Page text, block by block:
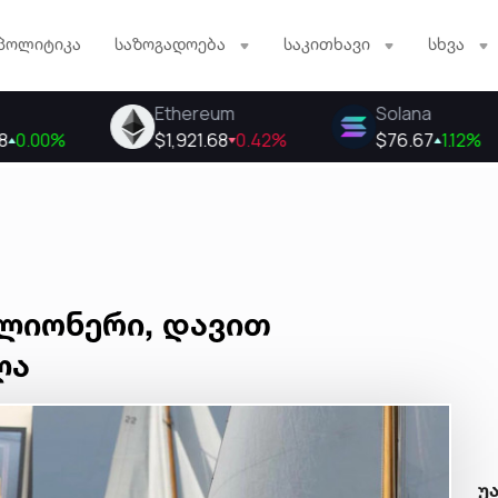
საზოგადოება საკითხავი სხვა
დავით